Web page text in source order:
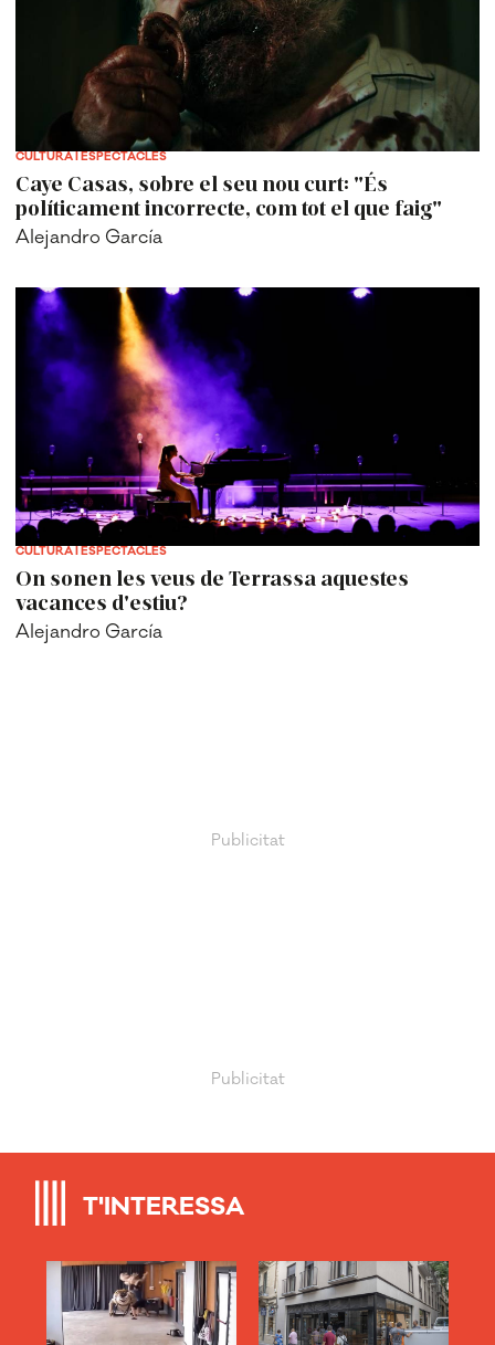
CULTURA I ESPECTACLES
Caye Casas, sobre el seu nou curt: "És
políticament incorrecte, com tot el que faig"
Alejandro García
CULTURA I ESPECTACLES
On sonen les veus de Terrassa aquestes
vacances d'estiu?
Alejandro García
T'INTERESSA